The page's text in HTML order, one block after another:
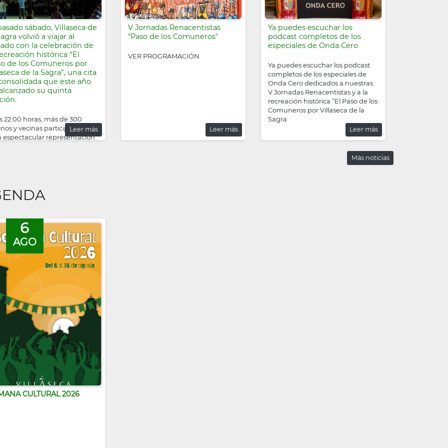
sábado, Villaseca de
volvió a viajar al
con la celebración de
histórica “El
de los Comuneros por
de la Sagra”, una cita
que este año
su quinta
22:00 horas, más de 300
y vecinas participaron en
espectacular representación
Leer más
V Jornadas Renacentistas
"Paso de los Comuneros"
VER PROGRAMACIÓN
Leer más
Ya puedes escuchar los
podcast completos de los
especiales de Onda Cero
Ya puedes escuchar los podcast
completos de los especiales de
Onda Cero dedicados a nuestras
V Jornadas Renacentistas y a la
recreación histórica “El Paso de los
Comuneros por Villaseca de la
Sagra
Leer más
Más noticias
6
AGO
CULTURAL 2026